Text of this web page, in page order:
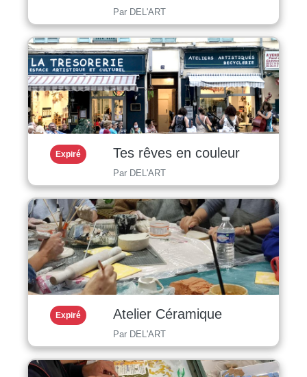
Par DEL'ART
Expiré Tes rêves en couleur
Par DEL'ART
Expiré Atelier Céramique
Par DEL'ART